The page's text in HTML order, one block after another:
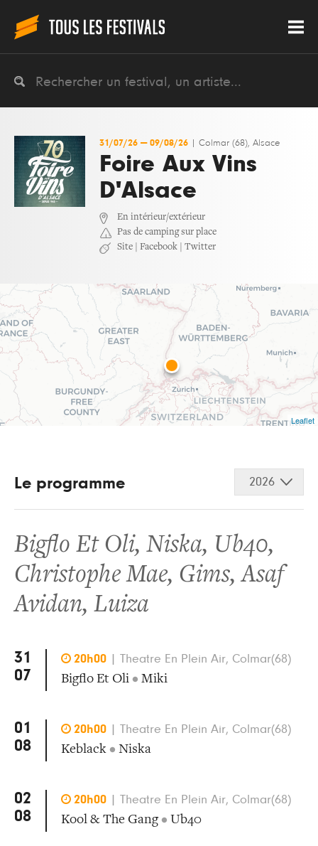
31/07/26 — 09/08/26 Colmar (68), Alsace
Foire Aux Vins
D'Alsace
En intérieur/extérieur
Pas de camping sur place
Site
Facebook Twitter
Leaflet
Le programme 2026
Bigflo Et Oli, Niska, Ub40,
Christophe Mae, Gims,Asaf
Avidan, Luiza
31
07
 20h00 Theatre En Plein Air, Colmar(68)
Bigflo Et Oli • Miki
01
08
 20h00 Theatre En Plein Air, Colmar(68)
Keblack • Niska
02
08
 20h00 Theatre En Plein Air, Colmar(68)
Kool & The Gang • Ub40